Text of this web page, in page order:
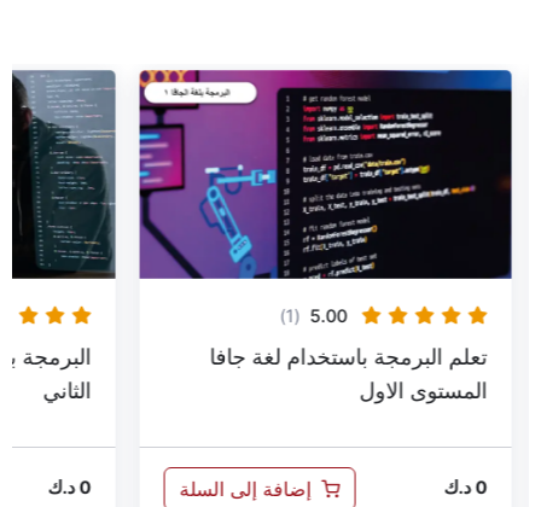
البرمجة باستخدام لغة جافا المستوى
الثاني
إضافة إلى السلة